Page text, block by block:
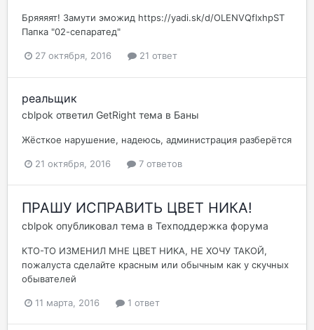
Бряяяят! Замути эможид https://yadi.sk/d/OLENVQflxhpST
Папка "02-сепаратед"
27 октября, 2016 21 ответ
реальщик
cblpok ответил GetRight тема в Баны
Жёсткое нарушение, надеюсь, администрация разберётся
21 октября, 2016 7 ответов
ПРАШУ ИСПРАВИТЬ ЦВЕТ НИКА!
cblpok опубликовал тема в Техподдержка форума
КТО-ТО ИЗМЕНИЛ МНЕ ЦВЕТ НИКА, НЕ ХОЧУ ТАКОЙ,
пожалуста сделайте красным или обычным как у скучных
обывателей
11 марта, 2016 1 ответ